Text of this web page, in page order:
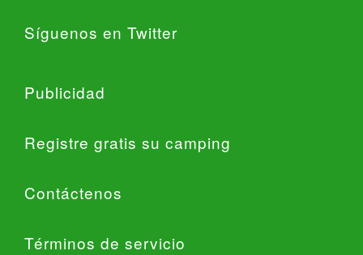
Síguenos en Twitter
Publicidad
Registre gratis su camping
Contáctenos
Términos de servicio